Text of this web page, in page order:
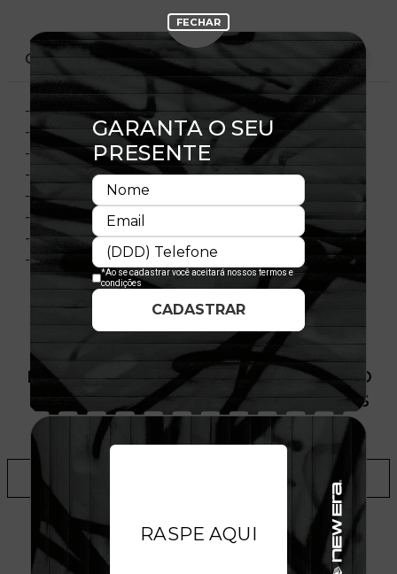
CARACTERÍSTICAS
- Estampa frontal
- Estampa traseira
- Flag New Era bordada
- Manga curta
- Gola redonda
- Material: Malha
- Composição: 100% Algodão
- Licença oficial
PRODUTO SEM ESTOQUE DÍSPONÍVEL NO
SITE, CONSULTE A DISPONIBILIDADE NAS
LOJAS
ADICIONAR A LISTA DE DESEJOS